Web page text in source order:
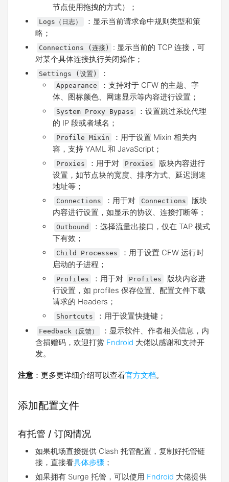
节点使用拖拽的方式）；
Logs（日志）
：显示当前请求命中规则类型和策
略；
Connections (连接)
: 显示当前的 TCP 连接，可
对某个具体连接执行关闭操作；
Settings (设置) ：
Appearance
：支持对于 CFW 的主题、字
体、图标颜色、网速显示等内容进行设置；
System Proxy Bypass
：设置跳过系统代理
的 IP 段或者域名；
Profile Mixin
：用于设置 Mixin 相关内
容，支持 YAML 和 JavaScript；
Proxies ：用于对 Proxies
版块内容进行
设置，如节点块的宽度、排序方式、延迟测速
地址等；
Connections ：用于对 Connections
版块
内容进行设置，如显示的协议、连接打断等；
Outbound
：选择流量出接口，仅在 TAP 模式
下有效；
Child Processes
：用于设置 CFW 运行时
启动的子进程；
Profiles ：用于对 Profiles
版块内容进
行设置，如 profiles 保存位置、配置文件下载
请求的 Headers；
Shortcuts ：用于设置快捷键；
Feedback（反馈）
：显示软件、作者相关信息，内
含捐赠码，欢迎打赏 Fndroid 大佬以感谢和支持开
发。
注意 ：更多更详细介绍可以查看官方文档。
添加配置文件
有托管 / 订阅情况
如果机场直接提供 Clash 托管配置，复制好托管链
接，直接看具体步骤 ；
如果拥有 Surge 托管，可以使用 Fndroid 大佬提供